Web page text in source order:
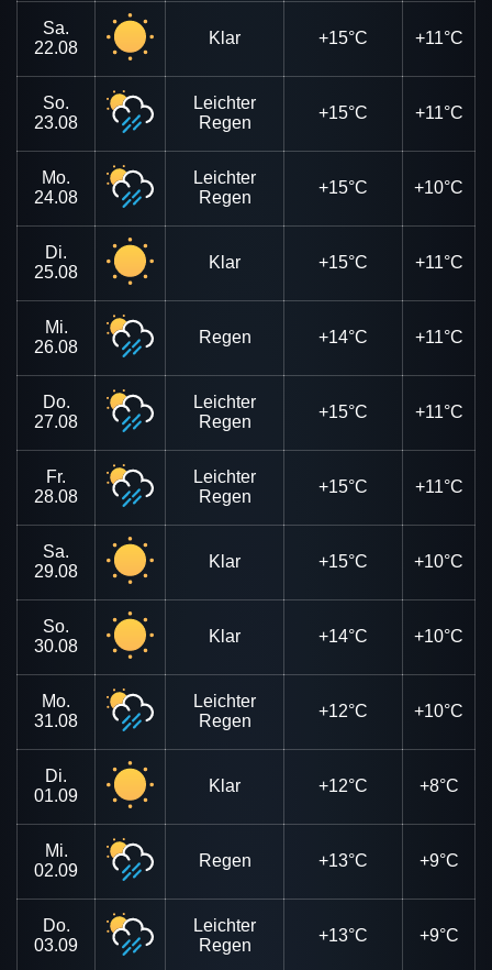
Sa.
22.08
Klar +15°C +11°C
So.
23.08
Leichter
Regen
+15°C +11°C
Mo.
24.08
Leichter
Regen
+15°C +10°C
Di.
25.08
Klar +15°C +11°C
Mi.
26.08
Regen +14°C +11°C
Do.
27.08
Leichter
Regen
+15°C +11°C
Fr.
28.08
Leichter
Regen
+15°C +11°C
Sa.
29.08
Klar +15°C +10°C
So.
30.08
Klar +14°C +10°C
Mo.
31.08
Leichter
Regen
+12°C +10°C
Di.
01.09
Klar +12°C +8°C
Mi.
02.09
Regen +13°C +9°C
Do.
03.09
Leichter
Regen
+13°C +9°C